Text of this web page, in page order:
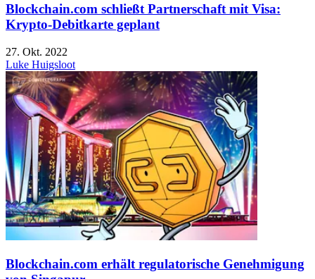
Blockchain.com schließt Partnerschaft mit Visa:
Krypto-Debitkarte geplant
27. Okt. 2022
Luke Huigsloot
Blockchain.com erhält regulatorische Genehmigung